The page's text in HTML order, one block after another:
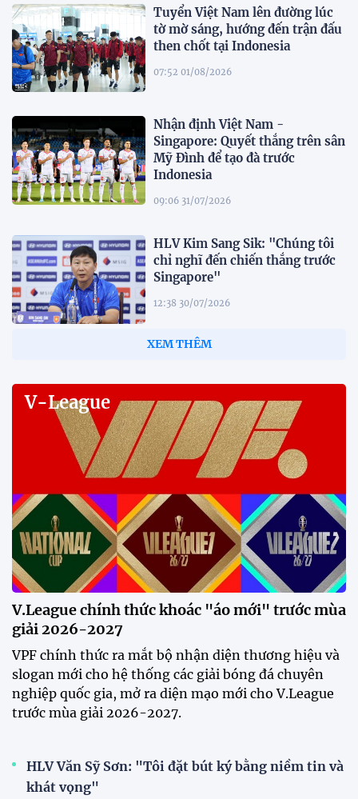
Tuyển Việt Nam lên đường lúc
tờ mờ sáng, hướng đến trận đấu
then chốt tại Indonesia
07:52 01/08/2026
Nhận định Việt Nam -
Singapore: Quyết thắng trên sân
Mỹ Đình để tạo đà trước
Indonesia
09:06 31/07/2026
HLV Kim Sang Sik: "Chúng tôi
chỉ nghĩ đến chiến thắng trước
Singapore"
12:38 30/07/2026
12:32 30/07/2026
Tiền đạo Đình Bắc: "Chỉ cần đội
không đều hạnh phúc"
12:20 30/07/2026
Phóng viên Singapore bất ngờ
xuất hiện tại sân tập để theo dõi
sao nhập tịch tuyển Việt Nam
Đội tuyển Việt Nam chạm trán
Thái Lan tại Division 1 FIFA